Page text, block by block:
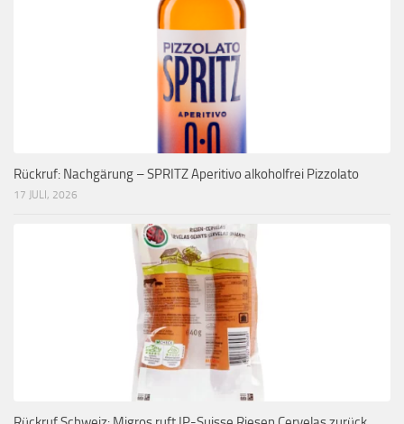
Rückruf: Nachgärung – SPRITZ Aperitivo alkoholfrei Pizzolato
17 JULI, 2026